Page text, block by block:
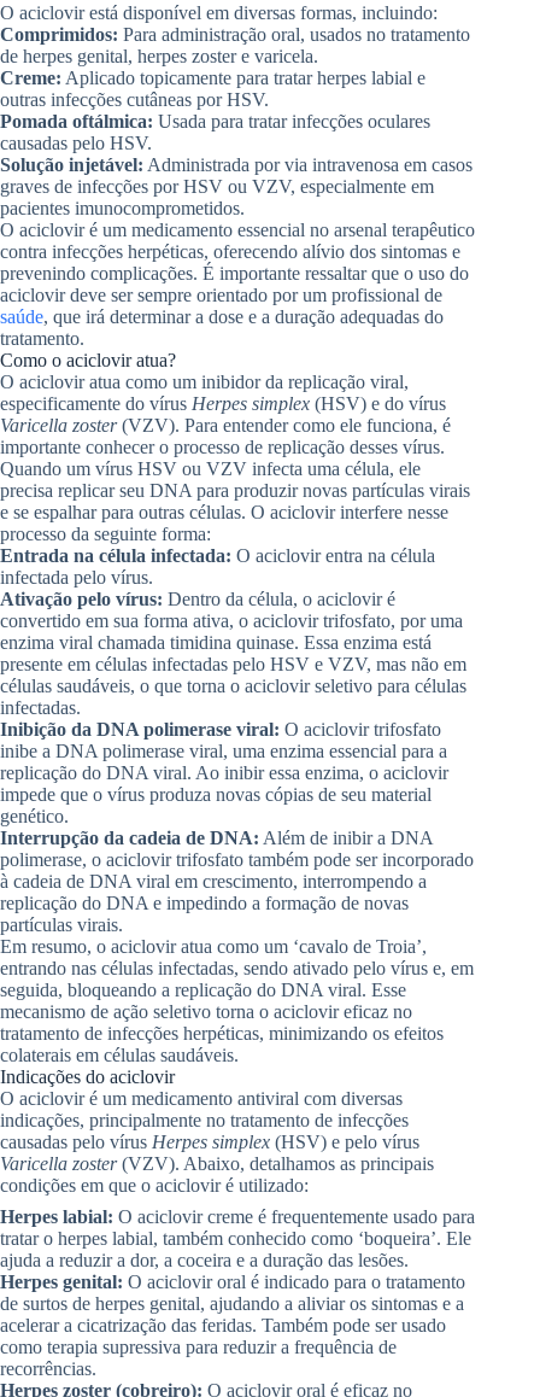
O aciclovir está disponível em diversas formas, incluindo:
Comprimidos: Para administração oral, usados no tratamento
de herpes genital, herpes zoster e varicela.
Creme: Aplicado topicamente para tratar herpes labial e
outras infecções cutâneas por HSV.
Pomada oftálmica: Usada para tratar infecções oculares
causadas pelo HSV.
Solução injetável: Administrada por via intravenosa em casos
graves de infecções por HSV ou VZV, especialmente em
pacientes imunocomprometidos.
O aciclovir é um medicamento essencial no arsenal terapêutico
contra infecções herpéticas, oferecendo alívio dos sintomas e
prevenindo complicações. É importante ressaltar que o uso do
aciclovir deve ser sempre orientado por um profissional de
saúde, que irá determinar a dose e a duração adequadas do
tratamento.
Como o aciclovir atua?
O aciclovir atua como um inibidor da replicação viral,
especificamente do vírus Herpes simplex (HSV) e do vírus
Varicella zoster(VZV). Para entender como ele funciona, é
importante conhecer o processo de replicação desses vírus.
Quando um vírus HSV ou VZV infecta uma célula, ele
precisa replicar seu DNA para produzir novas partículas virais
e se espalhar para outras células. O aciclovir interfere nesse
processo da seguinte forma:
Entrada na célula infectada: O aciclovir entra na célula
infectada pelo vírus.
Ativação pelo vírus: Dentro da célula, o aciclovir é
convertido em sua forma ativa, o aciclovir trifosfato, por uma
enzima viral chamada timidina quinase. Essa enzima está
presente em células infectadas pelo HSV e VZV, mas não em
células saudáveis, o que torna o aciclovir seletivo para células
infectadas.
Inibição da DNA polimerase viral: O aciclovir trifosfato
inibe a DNA polimerase viral, uma enzima essencial para a
replicação do DNA viral. Ao inibir essa enzima, o aciclovir
impede que o vírus produza novas cópias de seu material
genético.
Interrupção da cadeia de DNA: Além de inibir a DNA
polimerase, o aciclovir trifosfato também pode ser incorporado
à cadeia de DNA viral em crescimento, interrompendo a
replicação do DNA e impedindo a formação de novas
partículas virais.
Em resumo, o aciclovir atua como um ‘cavalo de Troia’,
entrando nas células infectadas, sendo ativado pelo vírus e, em
seguida, bloqueando a replicação do DNA viral. Esse
mecanismo de ação seletivo torna o aciclovir eficaz no
tratamento de infecções herpéticas, minimizando os efeitos
colaterais em células saudáveis.
Indicações do aciclovir
O aciclovir é um medicamento antiviral com diversas
indicações, principalmente no tratamento de infecções
causadas pelo vírus Herpes simplex (HSV) e pelo vírus
Varicella zoster(VZV). Abaixo, detalhamos as principais
condições em que o aciclovir é utilizado:
Herpes labial: O aciclovir creme é frequentemente usado para
tratar o herpes labial, também conhecido como ‘boqueira’. Ele
ajuda a reduzir a dor, a coceira e a duração das lesões.
Herpes genital: O aciclovir oral é indicado para o tratamento
de surtos de herpes genital, ajudando a aliviar os sintomas e a
acelerar a cicatrização das feridas. Também pode ser usado
como terapia supressiva para reduzir a frequência de
recorrências.
Herpes zoster (cobreiro): O aciclovir oral é eficaz no